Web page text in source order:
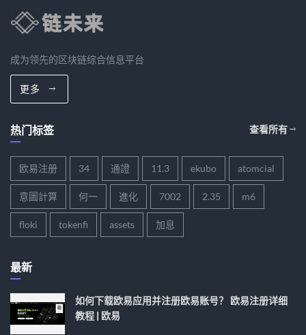
成为领先的区块链综合信息平台
更多
热门标签 查看所有
欧易注册 34 通證 11.3 ekubo atomcial
意圖計算 何一 進化 7002 2.35 m6
floki tokenfi assets 加息
最新
如何下载欧易应用并注册欧易账号？ 欧易注册详细
教程 | 欧易